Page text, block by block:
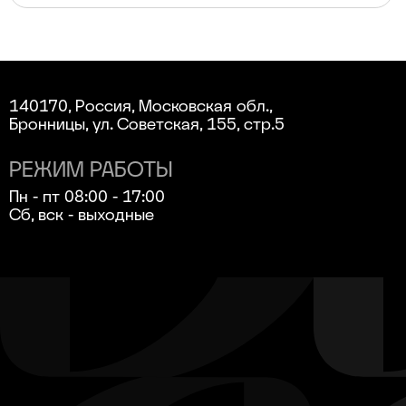
140170, Россия, Московская обл.,
Бронницы, ул. Советская, 155, стр.5
РЕЖИМ РАБОТЫ
Пн - пт 08:00 - 17:00
Сб, вск - выходные